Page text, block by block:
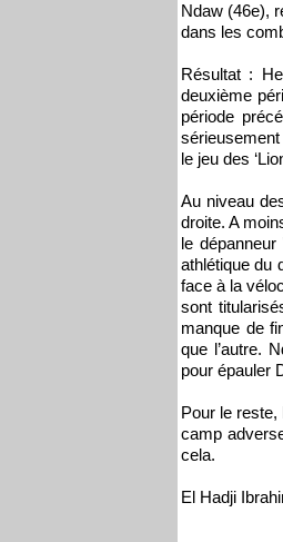
Ndaw (46e),
dans les
Résultat :
deuxième
période
le jeu des
Au niveau
droite. A
le
athlétique du
face à la
sont
manque de
que l’autre.
pour épauler
Pour le
camp
cela.
El Hadji